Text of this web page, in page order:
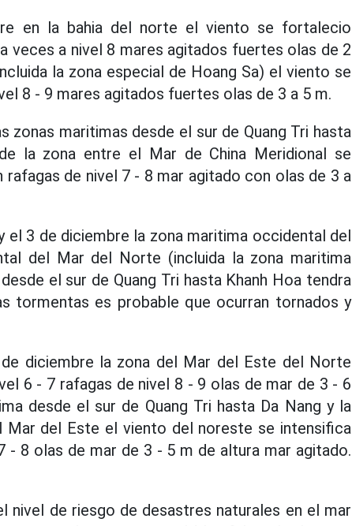
en la bahia del norte el viento se fortalecio
veces a nivel 8 mares agitados fuertes olas de 2
la zona especial de Hoang Sa) el viento se
8 - 9 mares agitados fuertes olas de 3 a 5 m.
maritimas desde el sur de Quang Tri hasta
la zona entre el Mar de China Meridional se
de nivel 7 - 8 mar agitado con olas de 3 a
el 3 de diciembre la zona maritima occidental del
del Mar del Norte (incluida la zona maritima
el sur de Quang Tri hasta Khanh Hoa tendra
tormentas es probable que ocurran tornados y
diciembre la zona del Mar del Este del Norte
6 - 7 rafagas de nivel 8 - 9 olas de mar de 3 - 6
desde el sur de Quang Tri hasta Da Nang y la
del Este el viento del noreste se intensifica
- 8 olas de mar de 3 - 5 m de altura mar agitado.
nivel de riesgo de desastres naturales en el mar